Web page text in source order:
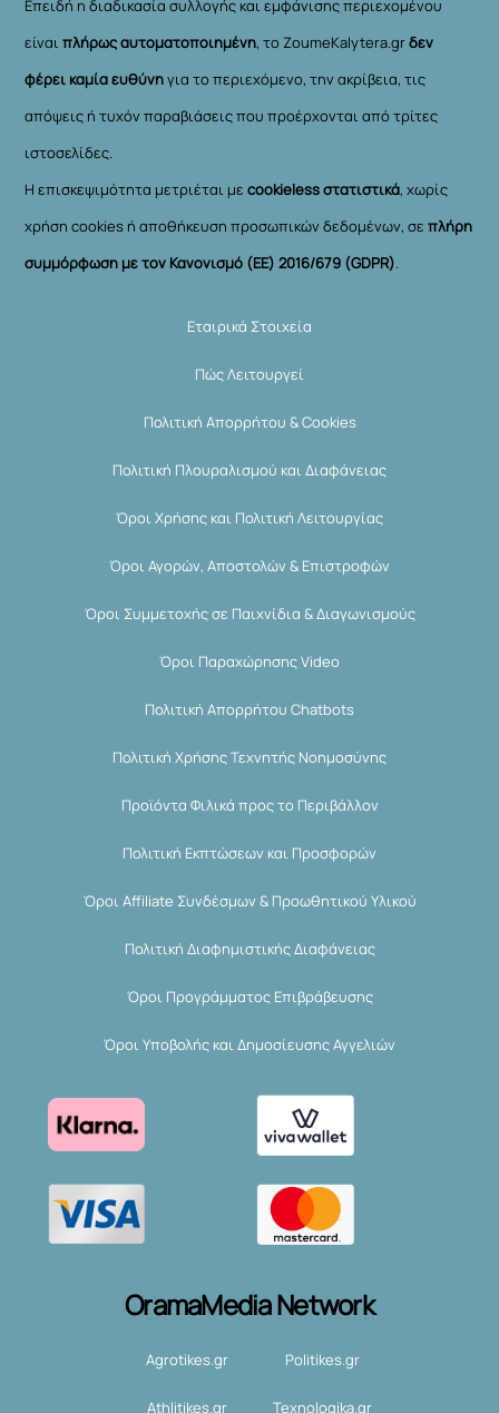
Επειδή η διαδικασία συλλογής και εμφάνισης περιεχομένου
είναιπλήρως αυτοματοποιημένη, το ZoumeKalytera.grδεν
φέρει καμία ευθύνηγια το περιεχόμενο, την ακρίβεια, τις
απόψεις ή τυχόν παραβιάσεις που προέρχονται από τρίτες
ιστοσελίδες.
Η επισκεψιμότητα μετριέται μεcookieless στατιστικά, χωρίς
χρήση cookies ή αποθήκευση προσωπικών δεδομένων, σεπλήρη
συμμόρφωση με τον Κανονισμό (ΕΕ) 2016/679 (GDPR).
Εταιρικά Στοιχεία
Πώς Λειτουργεί
Πολιτική Απορρήτου & Cookies
Πολιτική Πλουραλισμού και Διαφάνειας
Όροι Χρήσης και Πολιτική Λειτουργίας
Όροι Αγορών, Αποστολών & Επιστροφών
Όροι Συμμετοχής σε Παιχνίδια & Διαγωνισμούς
Όροι Παραχώρησης Video
Πολιτική Απορρήτου Chatbots
Πολιτική Χρήσης Τεχνητής Νοημοσύνης
Προϊόντα Φιλικά προς το Περιβάλλον
Πολιτική Εκπτώσεων και Προσφορών
Όροι Affiliate Συνδέσμων & Προωθητικού Υλικού
Πολιτική Διαφημιστικής Διαφάνειας
Όροι Προγράμματος Επιβράβευσης
Όροι Υποβολής και Δημοσίευσης Αγγελιών
OramaMedia Network
Agrotikes.gr Politikes.gr
Athlitikes.gr Texnologika.gr